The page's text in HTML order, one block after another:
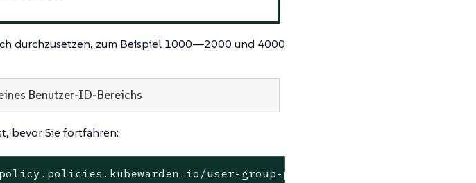
durchzusetzen, zum Beispiel 1000—​2000 und 4000
Benutzer-ID-Bereichs
bevor Sie fortfahren:
user-group-psp